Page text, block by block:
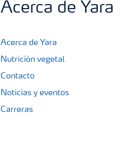
Acerca de Yara
Acerca de Yara
Nutrición vegetal
Contacto
Noticias y eventos
Carreras